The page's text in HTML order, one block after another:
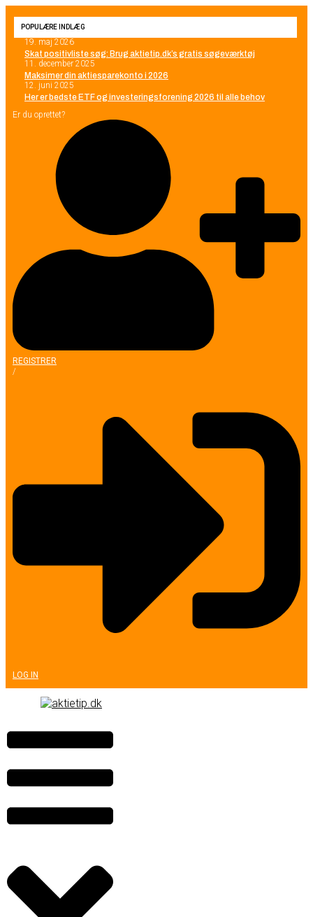
POPULÆRE INDLÆG
19. maj 2026
Skat positivliste søg: Brug aktietip.dk’s gratis søgeværktøj
11. december 2025
Maksimer din aktiesparekonto i 2026
12. juni 2025
Her er bedste ETF og investeringsforening 2026 til alle behov
Er du oprettet?
REGISTRER
/
LOG IN